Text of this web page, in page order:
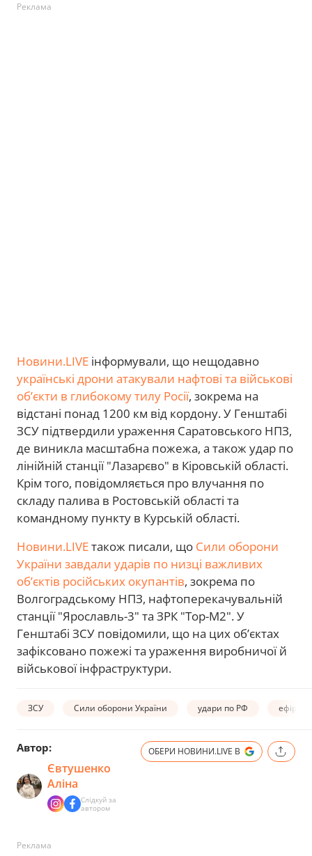
Реклама
Новини.LIVE інформували, що нещодавно
українські дрони атакували нафтові та військові
об’єкти в глибокому тилу Росії, зокрема на
відстані понад 1200 км від кордону. У Генштабі
ЗСУ підтвердили ураження Саратовського НПЗ,
де виникла масштабна пожежа, а також удар по
лінійній станції "Лазарєво" в Кіровській області.
Крім того, повідомляється про влучання по
складу палива в Ростовській області та
командному пункту в Курській області.
Новини.LIVEтакож писали, що Сили оборони
України завдали ударів по низці важливих
об’єктів російських окупантів, зокрема по
Волгоградському НПЗ, нафтоперекачувальній
станції "Ярославль-3" та ЗРК "Тор-М2". У
Генштабі ЗСУ повідомили, що на цих об’єктах
зафіксовано пожежі та ураження виробничої й
військової інфраструктури.
ЗСУ Сили оборони України удари по РФ ефір
Автор:
Євтушенко
Аліна
Слідкуй за
автором
ОБЕРИ НОВИНИ.LIVE В
Реклама